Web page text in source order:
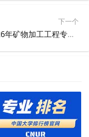
下一个
2026年矿物加工工程专业大学排名